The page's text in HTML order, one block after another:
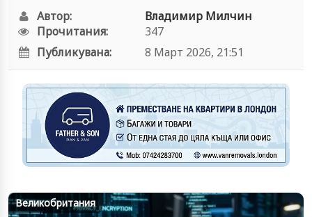
Автор:
Владимир Милчин
Прочитания:
347
Публикувана:
8 Март 2026, 21:51
Великобритания